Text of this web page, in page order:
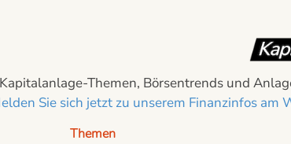
Themen, Börsentrends und
Sie sich jetzt zu unserem Finanzinfos
Themen